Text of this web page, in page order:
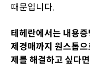
때문입니다.
테헤란에서는 내용
제경매까지 원스톱
제를 해결하고 싶다